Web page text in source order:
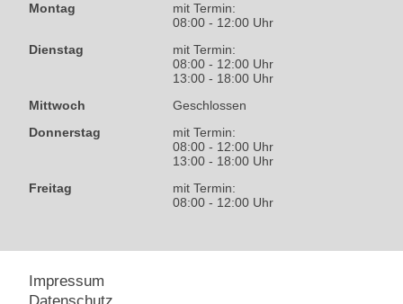
Montag
mit Termin:
08:00 - 12:00 Uhr
Dienstag
mit Termin:
08:00 - 12:00 Uhr
13:00 - 18:00 Uhr
Mittwoch
Geschlossen
Donnerstag
mit Termin:
08:00 - 12:00 Uhr
13:00 - 18:00 Uhr
Freitag
mit Termin:
08:00 - 12:00 Uhr
Impressum